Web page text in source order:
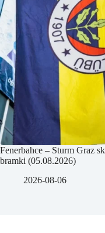
Fenerbahce – Sturm Graz
bramki (05.08.2026)
2026-08-06